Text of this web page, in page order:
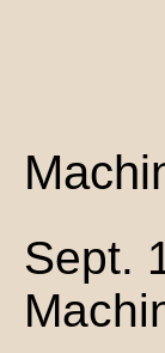
Sept.